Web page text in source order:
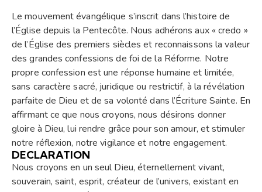
Le mouvement évangélique s’inscrit dans l’histoire de
l’Église depuis la Pentecôte. Nous adhérons aux « credo »
de l’Église des premiers siècles et reconnaissons la valeur
des grandes confessions de foi de la Réforme. Notre
propre confession est une réponse humaine et limitée,
sans caractère sacré, juridique ou restrictif, à la révélation
parfaite de Dieu et de sa volonté dans l’Écriture Sainte. En
affirmant ce que nous croyons, nous désirons donner
gloire à Dieu, lui rendre grâce pour son amour, et stimuler
notre réflexion, notre vigilance et notre engagement.
DECLARATION
Nous croyons en un seul Dieu, éternellement vivant,
souverain, saint, esprit, créateur de l’univers, existant en